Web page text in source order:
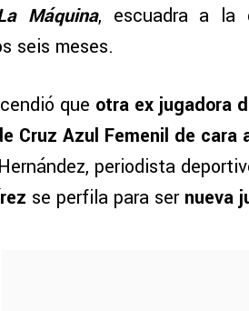
Máquina, escuadra a la
seis meses.
que otra ex jugadora
Cruz Azul Femenil de cara
periodista
se perfila para ser nueva